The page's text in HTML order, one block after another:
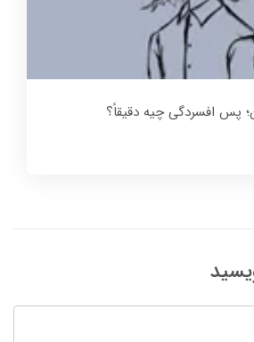
افسردگی چیه دقیقاً؟